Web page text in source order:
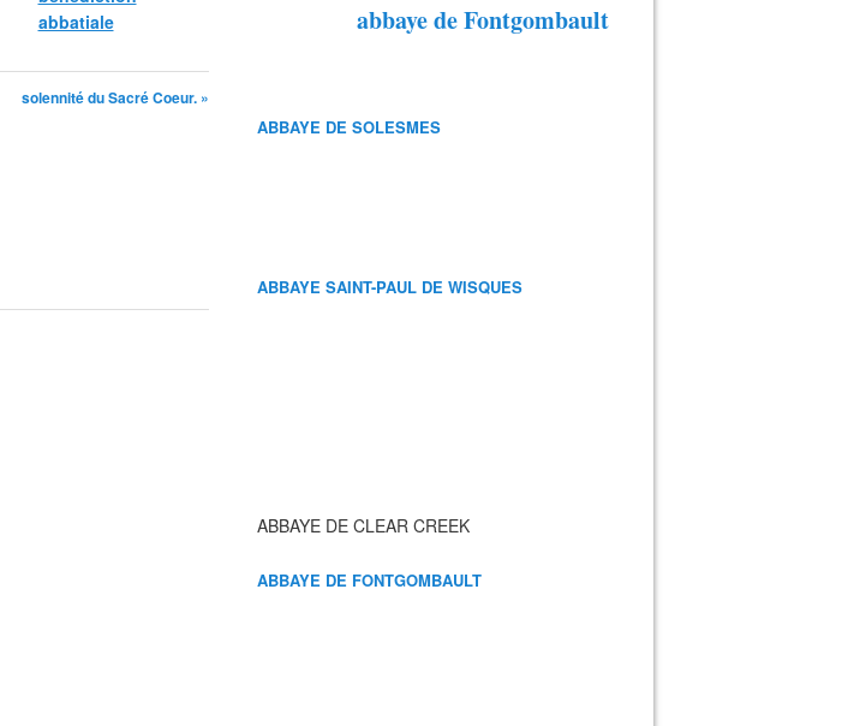
abbatiale
solennité du Sacré Coeur. »
abbaye de Fontgombault
ABBAYE DE SOLESMES
ABBAYE SAINT-PAUL DE WISQUES
ABBAYE DE CLEAR CREEK
ABBAYE DE FONTGOMBAULT